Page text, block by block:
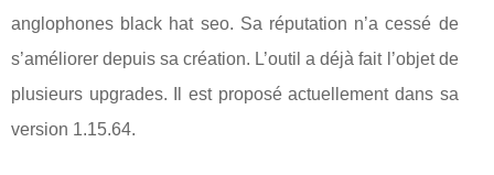
anglophones black hat seo. Sa réputation n’a cessé de
s’améliorer depuis sa création. L’outil a déjà fait l’objet de
plusieurs upgrades. Il est proposé actuellement dans sa
version 1.15.64.